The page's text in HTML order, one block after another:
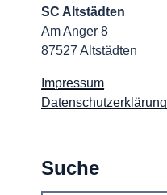
SC Altstädten
Am Anger 8
87527 Altstädten
Impressum
Datenschutzerklärung
Suche